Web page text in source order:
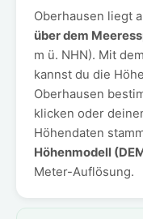
Oberhausen liegt
über dem
m ü. NHN). Mit
kannst du die
Oberhausen
klicken oder
Höhendaten
Höhenmodell
Meter-Auflösung.